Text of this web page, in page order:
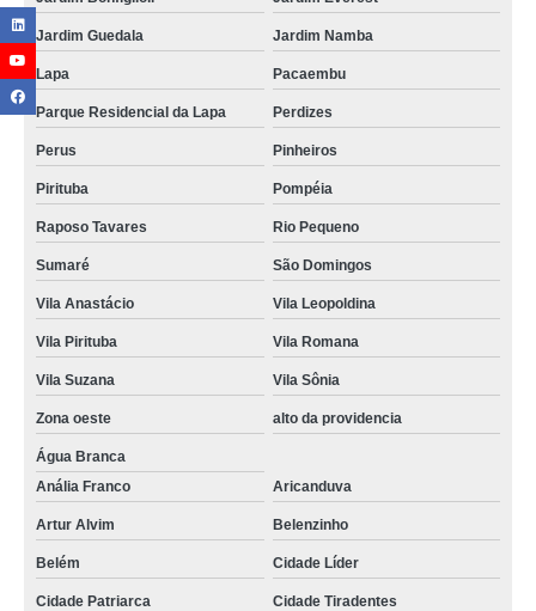
Jardim Guedala Jardim Namba
Lapa Pacaembu
Parque Residencial da Lapa Perdizes
Perus Pinheiros
Pirituba Pompéia
Raposo Tavares Rio Pequeno
Sumaré São Domingos
Vila Anastácio Vila Leopoldina
Vila Pirituba Vila Romana
Vila Suzana Vila Sônia
Zona oeste alto da providencia
Água Branca
Anália Franco
Aricanduva
Artur Alvim Belenzinho
Belém Cidade Líder
Cidade Patriarca Cidade Tiradentes